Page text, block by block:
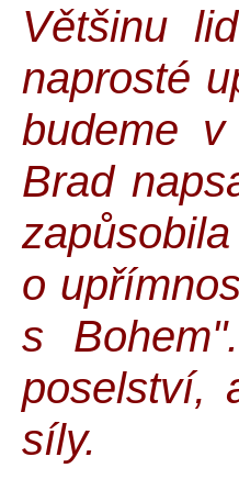
Většinu
naprosté
budeme
Brad
o
s
poselství,
síly.